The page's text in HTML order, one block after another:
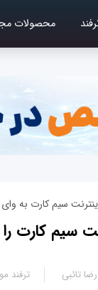
محصولات
سیم کارت به
سیم کارت
تائبی ترفند